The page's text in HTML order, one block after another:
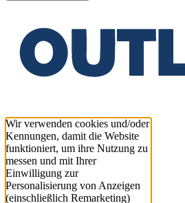
Wir verwenden cookies und/oder
Kennungen, damit die Website
funktioniert, um ihre Nutzung zu
messen und mit Ihrer
Einwilligung zur
Personalisierung von Anzeigen
(einschließlich Remarketing)